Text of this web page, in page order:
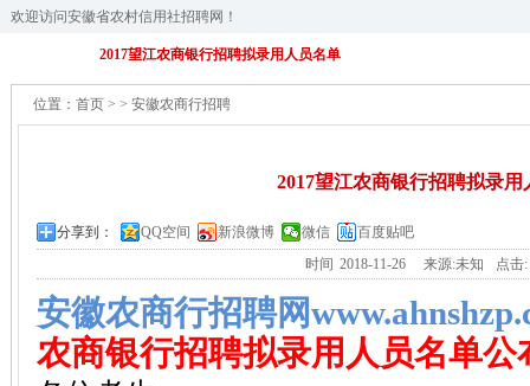
欢迎访问安徽省农村信用社招聘网！
2017望江农商银行招聘拟录用人员名单
位置： 首页 > > 安徽农商行招聘
2017望江农商银行招聘拟录用
分享到： QQ空间 新浪微博 微信
百度贴吧
时间 2018-11-26 来源:未知 点击:
安徽农商行招聘网
农商银行招聘拟录用人员名单公